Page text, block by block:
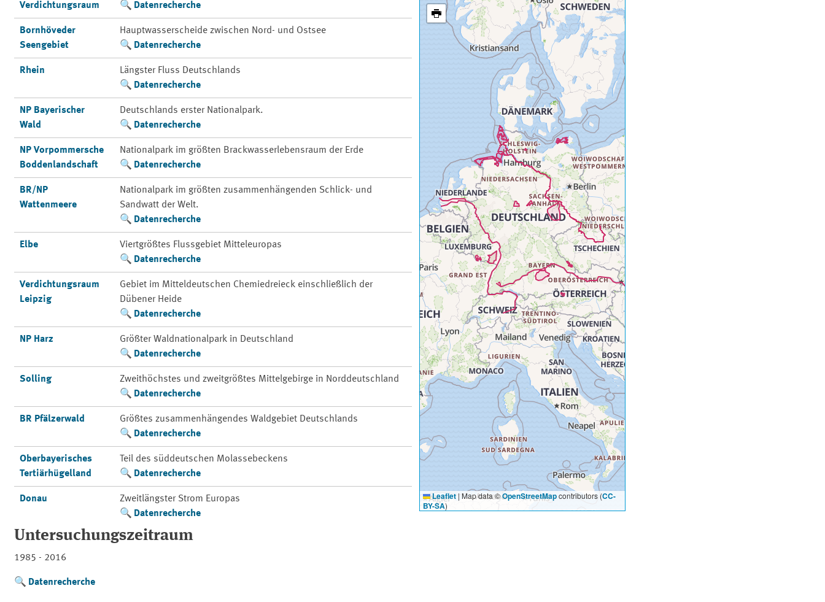
Verdichtungsraum
Datenrecherche
Bornhöveder
Seengebiet
Hauptwasserscheide zwischen Nord- und Ostsee
Datenrecherche
Rhein
Längster Fluss Deutschlands
Datenrecherche
NP Bayerischer
Wald
Deutschlands erster Nationalpark.
Datenrecherche
NP Vorpommersche
Boddenlandschaft
Nationalpark im größten Brackwasserlebensraum der Erde
Datenrecherche
BR/NP
Wattenmeere
Nationalpark im größten zusammenhängenden Schlick- und
Sandwatt der Welt.
Datenrecherche
Elbe
Viertgrößtes Flussgebiet Mitteleuropas
Datenrecherche
Verdichtungsraum
Leipzig
Gebiet im Mitteldeutschen Chemiedreieck einschließlich der
Dübener Heide
Datenrecherche
NP Harz
Größter Waldnationalpark in Deutschland
Datenrecherche
Solling
Zweithöchstes und zweitgrößtes Mittelgebirge in Norddeutschland
Datenrecherche
BR Pfälzerwald
Größtes zusammenhängendes Waldgebiet Deutschlands
Datenrecherche
Oberbayerisches
Tertiärhügelland
Teil des süddeutschen Molassebeckens
Datenrecherche
Donau
Zweitlängster Strom Europas
Datenrecherche
Leaflet | Map data ©OpenStreetMapcontributors (CC-
BY-SA)
Untersuchungszeitraum
1985 - 2016
Datenrecherche